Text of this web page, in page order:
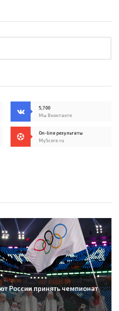
5,700
Мы Вконтакте
On-line результаты
MyScore.ru
России принять чемпионат